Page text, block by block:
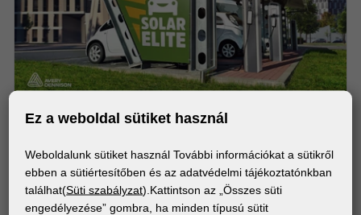
ANYAGOK
Avery Dennison® 777 Cast Fólia
Ez a weboldal sütiket használ
Weboldalunk sütiket használ További információkat a sütikről
ebben a sütiértesítőben és az adatvédelmi tájékoztatónkban
találhat(Süti szabályzat).Kattintson az „Összes süti
engedélyezése” gombra, ha minden típusú sütit